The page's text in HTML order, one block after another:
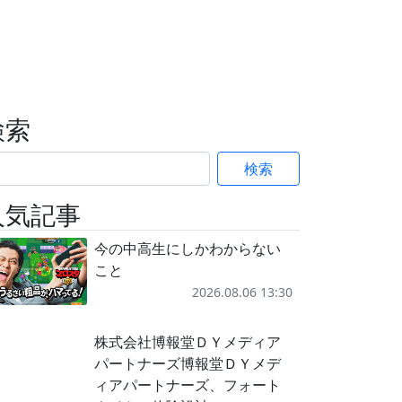
検索
記事
今の中高生にしかわからない
こと
2026.08.06 13:30
株式会社博報堂ＤＹメディア
パートナーズ博報堂ＤＹメデ
ィアパートナーズ、フォート